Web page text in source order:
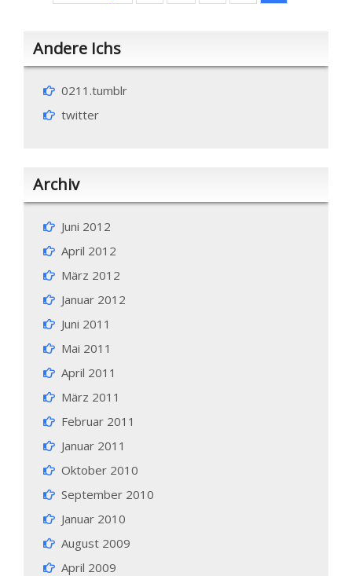
Beiträge
Andere Ichs
0211.tumblr
twitter
Archiv
Juni 2012
April 2012
März 2012
Januar 2012
Juni 2011
Mai 2011
April 2011
März 2011
Februar 2011
Januar 2011
Oktober 2010
September 2010
Januar 2010
August 2009
April 2009